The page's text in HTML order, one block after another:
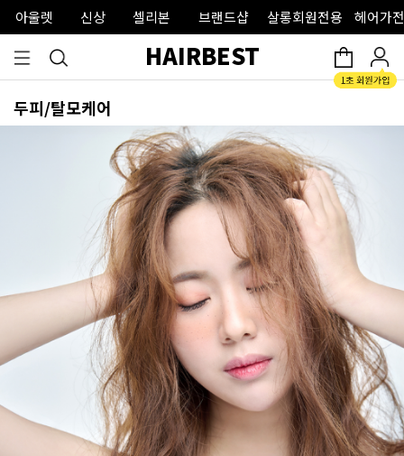
아울렛 신상 셀리본 브랜드샵 살롱회원전용 헤어가
HAIRBEST
두피/탈모케어